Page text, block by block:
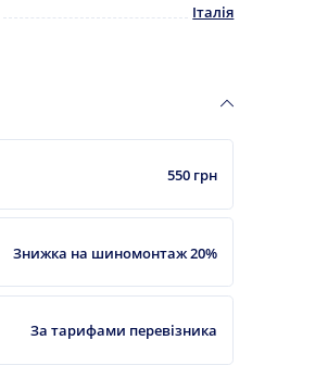
Італія
550 грн
Знижка на шиномонтаж 20%
За тарифами перевізника